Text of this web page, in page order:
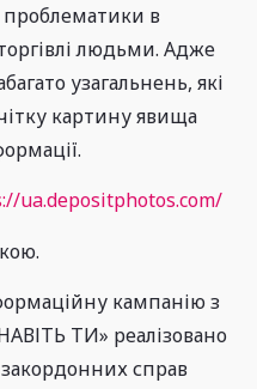
проблематики в
людьми. Адже
узагальнень, які
картину явища
ua.depositphotos.com/
кампанію з
ТИ» реалізовано
справ